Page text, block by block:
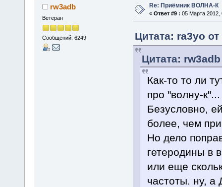
rw3adb
Ветеран
Сообщений: 6249
Re: Приёмник ВОЛНА-К
« Ответ #9 : 05 Марта 2012,
Цитата: ra3yo
Цитата:
Как-то то ли
про "волну-к"...
Безусловно,
более, чем
Но дело
гетеродины в
или еще
частоты. ну, а